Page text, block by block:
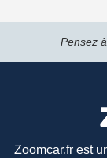
Pensez
Zoomcar.fr est